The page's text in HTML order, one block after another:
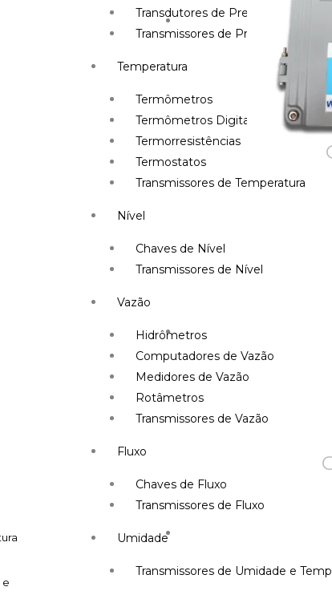
Transdutores de Pressão
Transmissores de Pressão
Temperatura
Termômetros
Termômetros Digitais
Termorresistências
Termostatos
Transmissores de Temperatura
Nível
Chaves de Nível
Transmissores de Nível
Vazão
Hidrômetros
Computadores de Vazão
Medidores de Vazão
Rotâmetros
Transmissores de Vazão
Fluxo
Chaves de Fluxo
Transmissores de Fluxo
Umidade
Transmissores de Umidade e
e